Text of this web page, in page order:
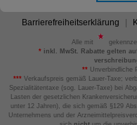
Barrierefreiheitserklärung
Alle mit
*inkl. MwSt. Rabatte gelten
** Unverbindliche
*** Verkaufspreis gemäß Lauer-Taxe;
Spezialitätentaxe (sog. Lauer-Taxe) bei
Lasten der gesetzlichen
unter 12 Jahren), die sich gemäß §129
Unternehmens und der